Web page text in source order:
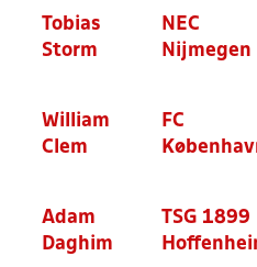
Tobias
Storm
NEC
Nijmegen
William
Clem
FC
Adam
Daghim
TSG 1899